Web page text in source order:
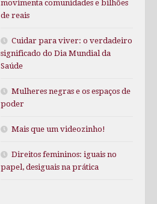
movimenta comunidades e bilhões
de reais
Cuidar para viver: o verdadeiro
significado do Dia Mundial da
Saúde
Mulheres negras e os espaços de
poder
Mais que um videozinho!
Direitos femininos: iguais no
papel, desiguais na prática